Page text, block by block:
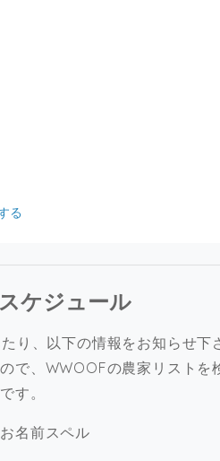
る
ケジュール
り、以下の情報をお知らせ
で、WWOOFの農家リスト
す。
名前スペル